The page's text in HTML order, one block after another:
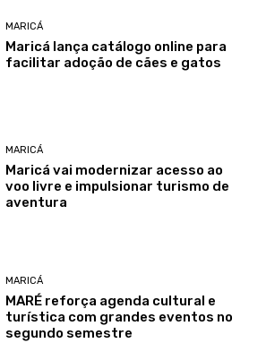
MARICÁ
Maricá lança catálogo online para
facilitar adoção de cães e gatos
MARICÁ
Maricá vai modernizar acesso ao
voo livre e impulsionar turismo de
aventura
MARICÁ
MARÉ reforça agenda cultural e
turística com grandes eventos no
segundo semestre